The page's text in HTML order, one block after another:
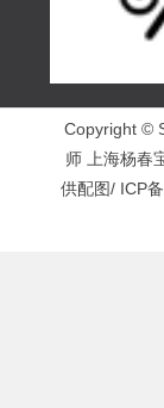
Copyright ©
师 上海杨春
供配图/ ICP备